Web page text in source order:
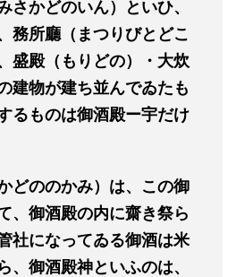
さかどのいん） といひ、
務所廳 （まつりびとどこ
盛殿（もりどの）
・大炊
建物が建ち並んでゐたも
るものは御酒殿ー宇だけ
どののかみ） は、この御
、御酒殿の内に齋き祭ら
社になってゐる御酒は米
、御酒殿神といふのは、